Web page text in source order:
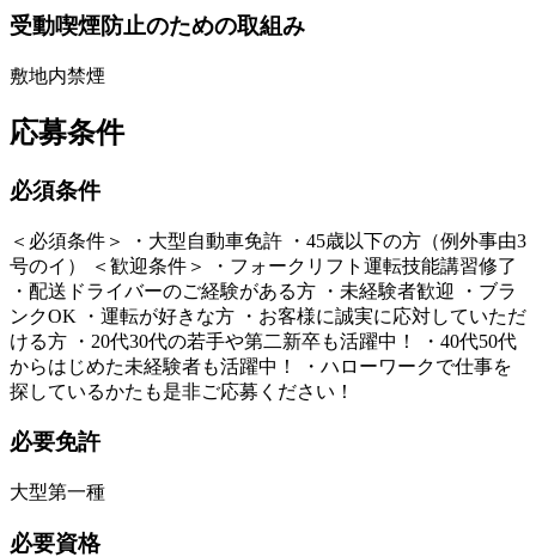
受動喫煙防止のための取組み
敷地内禁煙
応募条件
必須条件
＜必須条件＞ ・大型自動車免許 ・45歳以下の方（例外事由3
号のイ） ＜歓迎条件＞ ・フォークリフト運転技能講習修了
・配送ドライバーのご経験がある方 ・未経験者歓迎 ・ブラ
ンクOK ・運転が好きな方 ・お客様に誠実に応対していただ
ける方 ・20代30代の若手や第二新卒も活躍中！ ・40代50代
からはじめた未経験者も活躍中！ ・ハローワークで仕事を
探しているかたも是非ご応募ください！
必要免許
大型第一種
必要資格